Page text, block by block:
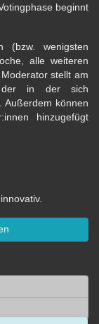
beginnt
(bzw. wenigsten
alle weiteren
stellt am
der in der sich
Außerdem können
hinzugefügt